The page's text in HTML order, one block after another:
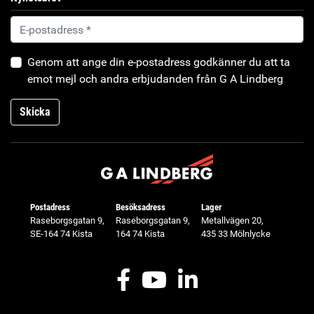
Genom att ange din e-postadress godkänner du att ta
emot mejl och andra erbjudanden från G A Lindberg
Skicka
Postadress
Raseborgsgatan 9,
SE-164 74 Kista
Besöksadress
Raseborgsgatan 9,
164 74 Kista
Lager
Metallvägen 20,
435 33 Mölnlycke
FacebookYoutubeLinkedIn